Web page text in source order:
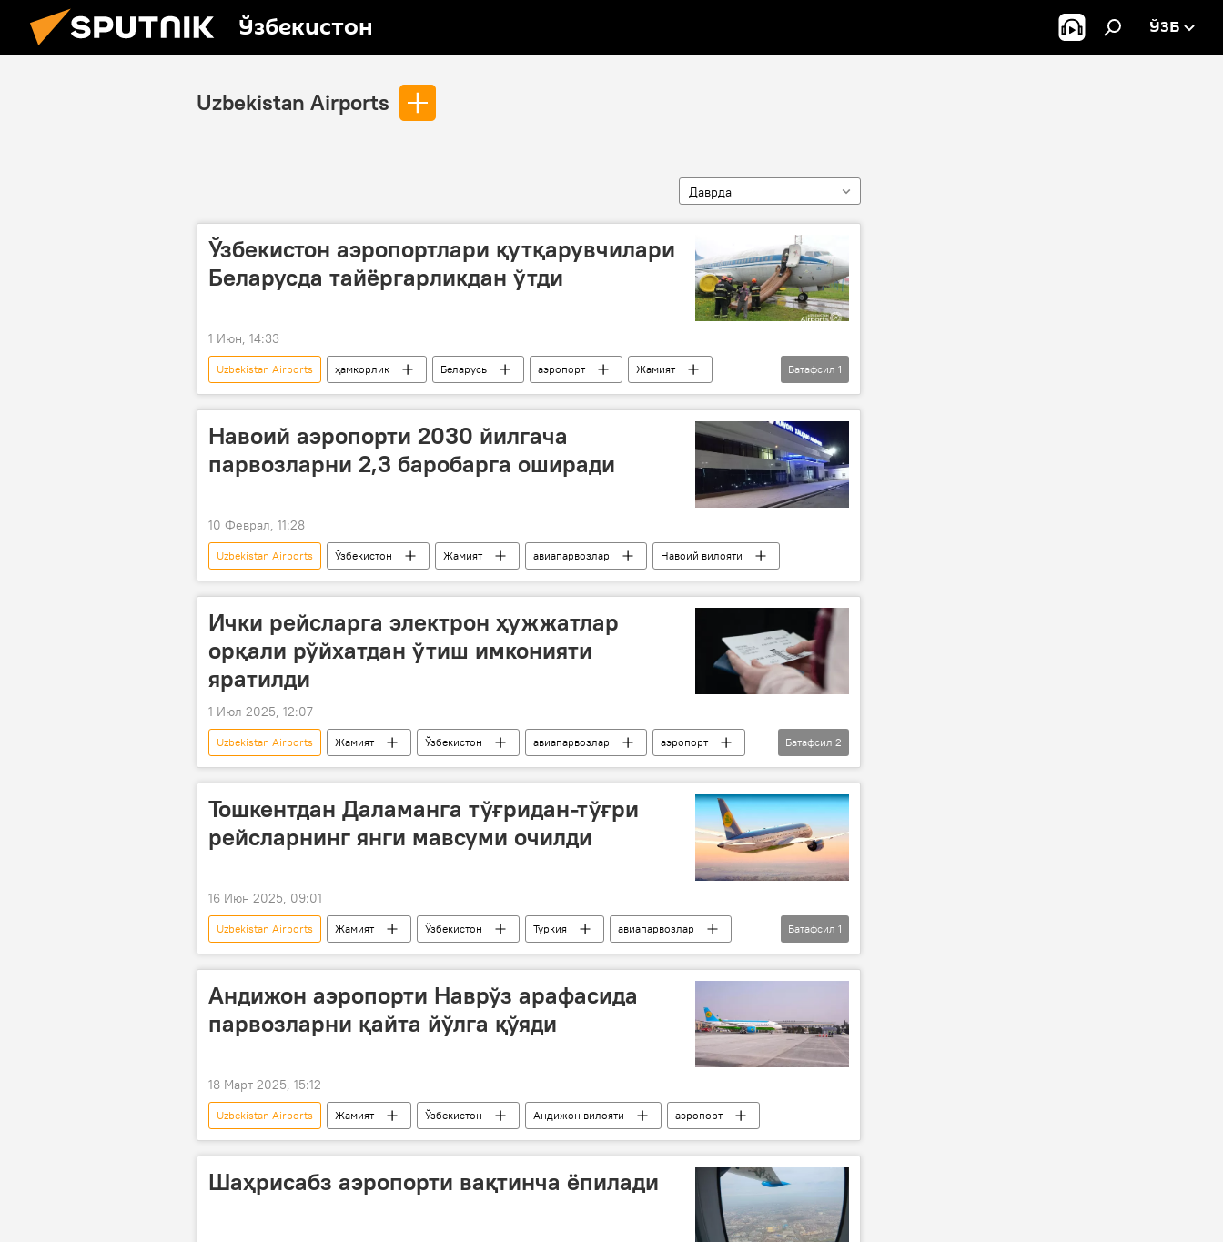
Ўзбекистон ЎЗБ
Uzbekistan Airports
Даврда
Ўзбекистон аэропортлари қутқарувчилари
Беларусда тайёргарликдан ўтди
1 Июн, 14:33
Uzbekistan Airports ҳамкорлик Беларусь аэропорт
Жамият
Ўзбекистон
Батафсил 1
Навоий аэропорти 2030 йилгача
парвозларни 2,3 баробарга оширади
10 Феврал, 11:28
Uzbekistan Airports Ўзбекистон Жамият авиапарвозлар Навоий вилояти
Ички рейсларга электрон ҳужжатлар
орқали рўйхатдан ўтиш имконияти
яратилди
1 Июл 2025, 12:07
Uzbekistan Airports Жамият Ўзбекистон авиапарвозлар
аэропорт
ҳужжатлар
рўйхатдан ўтиш
Батафсил 2
Тошкентдан Даламанга тўғридан-тўғри
рейсларнинг янги мавсуми очилди
16 Июн 2025, 09:01
Uzbekistan Airports Жамият Ўзбекистон Туркия
авиапарвозлар
Uzbekistan Airways
Батафсил 1
Андижон аэропорти Наврўз арафасида
парвозларни қайта йўлга қўяди
18 Март 2025, 15:12
Uzbekistan Airports Жамият Ўзбекистон Андижон вилояти аэропорт
Шаҳрисабз аэропорти вақтинча ёпилади